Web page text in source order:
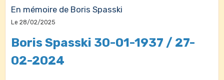
En mémoire de Boris Spasski
Le 28/02/2025
Boris Spasski 30-01-1937 / 27-
02-2024